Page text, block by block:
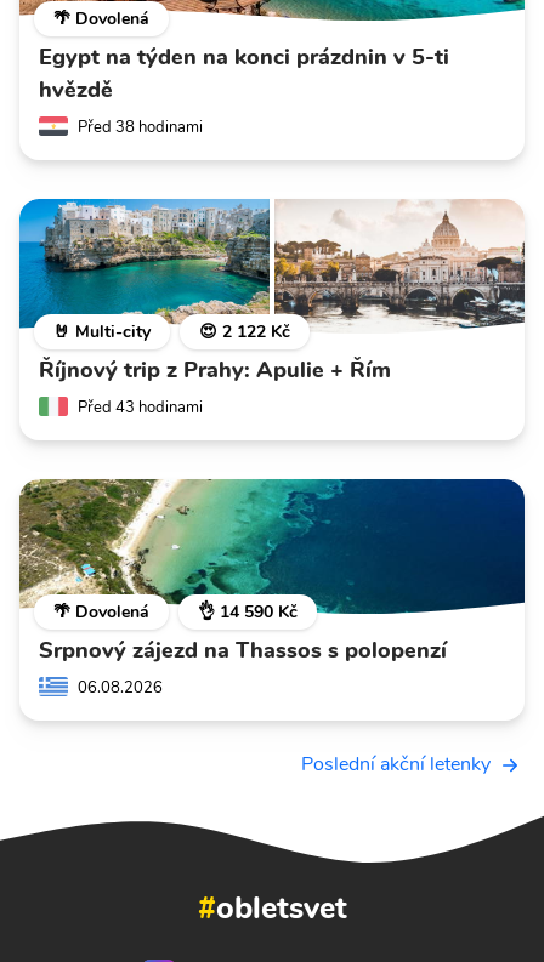
🌴 Dovolená
Egypt na týden na konci prázdnin v 5-ti
hvězdě
Před 38 hodinami
🤘 Multi-city 😍 2 122 Kč
Říjnový trip z Prahy: Apulie + Řím
Před 43 hodinami
🌴 Dovolená 👌 14 590 Kč
Srpnový zájezd na Thassos s polopenzí
06.08.2026
Poslední akční letenky
#obletsvet